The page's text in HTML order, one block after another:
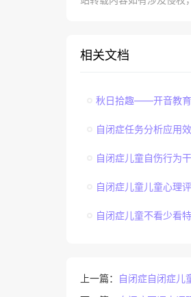
相关文档
秋日拾趣——开音教
自闭症任务分析应用
自闭症儿童自伤行为
自闭症儿童儿童心理
自闭症儿童不看少看
上一篇：
自闭症自闭症儿